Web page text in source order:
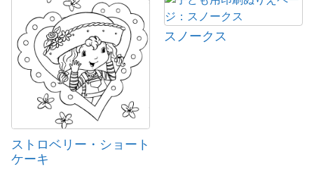
ストロベリー・ショート
ケーキ
スノークス